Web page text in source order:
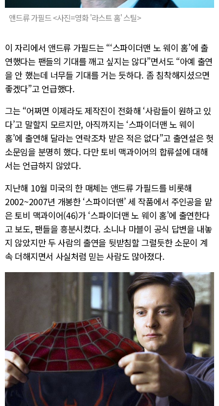
앤드류 가필드 <사진=영화 '라스트 홈' 스틸>
이 자리에서 앤드류 가필드는 “‘스파이더맨 노 웨이 홈’에 출
연했다는 팬들의 기대를 깨고 싶지는 않다”면서도 “아예 출연
을 안 했는데 너무들 기대를 거는 듯하다. 좀 침착해지셨으면
좋겠다”고 언급했다.
그는 “어쩌면 이제라도 제작진이 전화해 ‘사람들이 원하고 있
다’고 말할지 모르지만, 아직까지는 ‘스파이더맨 노 웨이
홈’에 출연해 달라는 연락조차 받은 적은 없다”고 출연설은 헛
소문임을 분명히 했다. 다만 토비 맥과이어의 합류설에 대해
서는 언급하지 않았다.
지난해 10월 미국의 한 매체는 앤드류 가필드를 비롯해
2002~2007년 개봉한 ‘스파이더맨’ 세 작품에서 주인공을 맡
은 토비 맥과이어(46)가 ‘스파이더맨 노 웨이 홈’에 출연한다
고 보도, 팬들을 흥분시켰다. 소니나 마블이 공식 답변을 내놓
지 않았지만 두 사람의 출연을 뒷받침할 그럴듯한 소문이 계
속 더해지면서 사실처럼 믿는 사람도 많아졌다.